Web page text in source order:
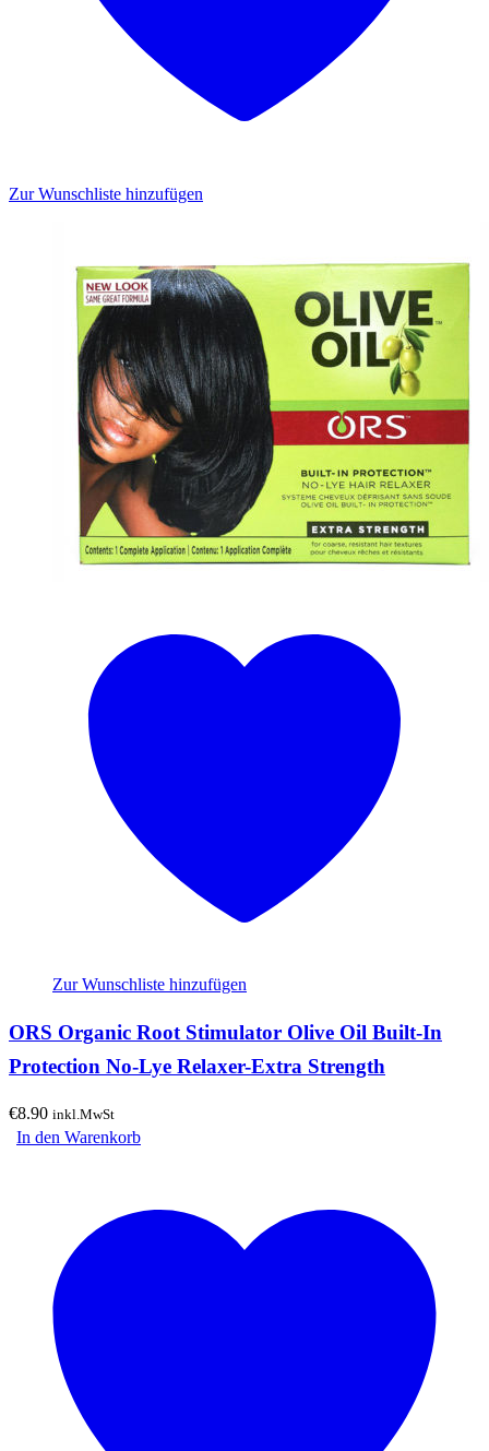
Zur Wunschliste hinzufügen
Zur Wunschliste hinzufügen
ORS Organic Root Stimulator Olive Oil Built-In
Protection No-Lye Relaxer-Extra Strength
€8.90 inkl.MwSt
In den Warenkorb